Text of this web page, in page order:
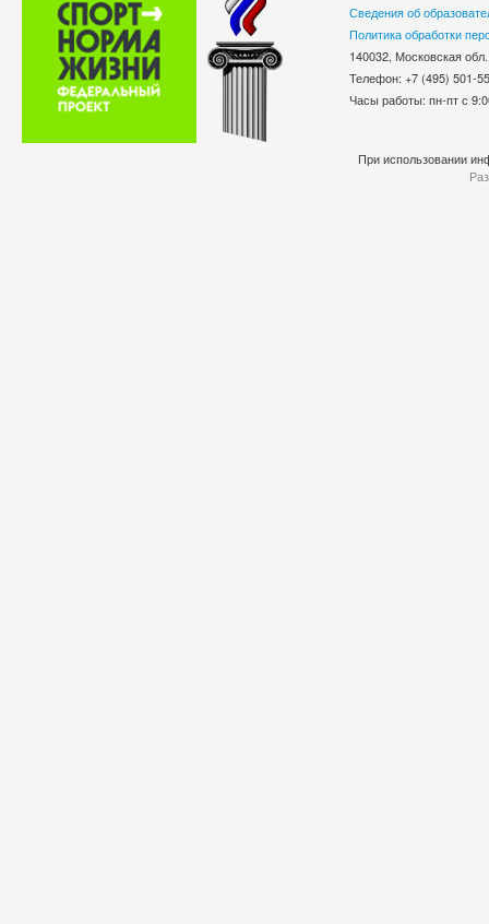
Сведения об
Политика обработки
140032, Московская
Телефон: +7 (495)
Часы работы: пн-пт с
При использовании